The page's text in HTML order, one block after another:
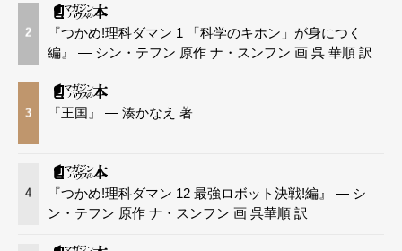
2
『つかめ!理科ダマン 1 「科学のキホン」が身につく
編』 — シン・テフン 原作 ナ・スンフン 画 呉 華順 訳
3 『王国』 — 湊かなえ 著
4
『つかめ!理科ダマン 12 最強ロボット決戦!編』 — シ
ン・テフン 原作 ナ・スンフン 画 呉華順 訳